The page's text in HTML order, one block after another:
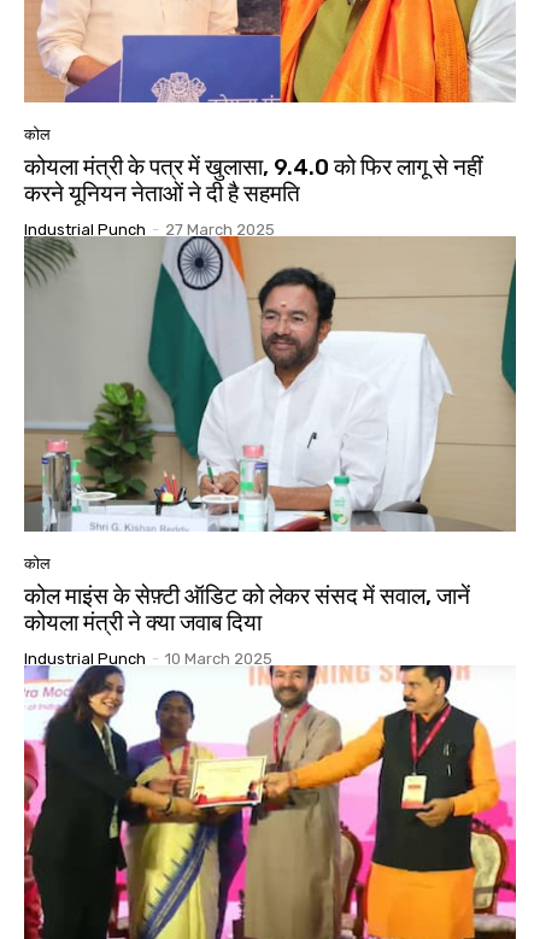
कोल
कोयला मंत्री के पत्र में खुलासा, 9.4.0 को फिर लागू से नहीं
करने यूनियन नेताओं ने दी है सहमति
Industrial Punch - 27 March 2025
कोल
कोल माइंस के सेफ़्टी ऑडिट को लेकर संसद में सवाल, जानें
कोयला मंत्री ने क्या जवाब दिया
Industrial Punch - 10 March 2025